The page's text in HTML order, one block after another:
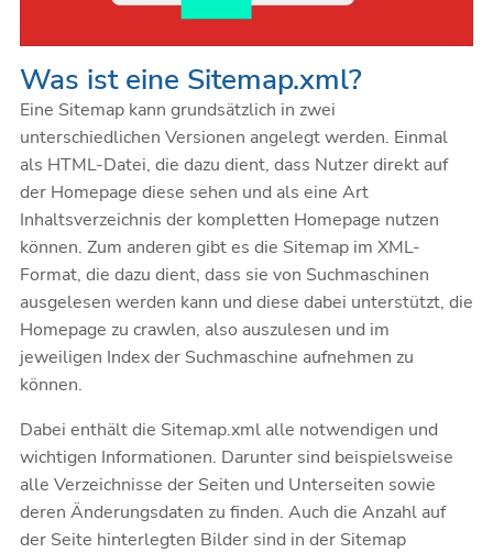
Was ist eine Sitemap.xml?
Eine Sitemap kann grundsätzlich in zwei
unterschiedlichen Versionen angelegt werden. Einmal
als HTML-Datei, die dazu dient, dass Nutzer direkt auf
der Homepage diese sehen und als eine Art
Inhaltsverzeichnis der kompletten Homepage nutzen
können. Zum anderen gibt es die Sitemap im XML-
Format, die dazu dient, dass sie von Suchmaschinen
ausgelesen werden kann und diese dabei unterstützt, die
Homepage zu crawlen, also auszulesen und im
jeweiligen Index der Suchmaschine aufnehmen zu
können.
Dabei enthält die Sitemap.xml alle notwendigen und
wichtigen Informationen. Darunter sind beispielsweise
alle Verzeichnisse der Seiten und Unterseiten sowie
deren Änderungsdaten zu finden. Auch die Anzahl auf
der Seite hinterlegten Bilder sind in der Sitemap